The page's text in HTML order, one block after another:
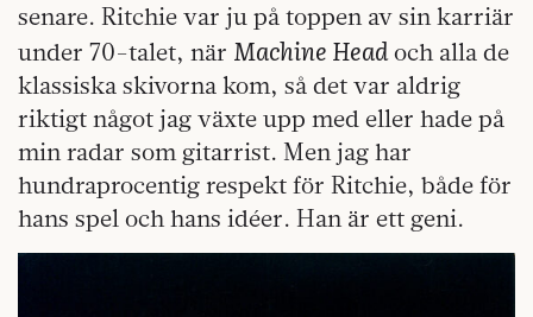
senare. Ritchie var ju på toppen av sin karriär
under 70-talet, när Machine Headoch alla de
klassiska skivorna kom, så det var aldrig
riktigt något jag växte upp med eller hade på
min radar som gitarrist. Men jag har
hundraprocentig respekt för Ritchie, både för
hans spel och hans idéer. Han är ett geni.